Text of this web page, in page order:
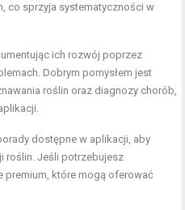
co sprzyja systematyczności w
ich rozwój poprzez
Dobrym pomysłem jest
roślin oraz diagnozy chorób,
dostępne w aplikacji, aby
roślin. Jeśli potrzebujesz
które mogą oferować